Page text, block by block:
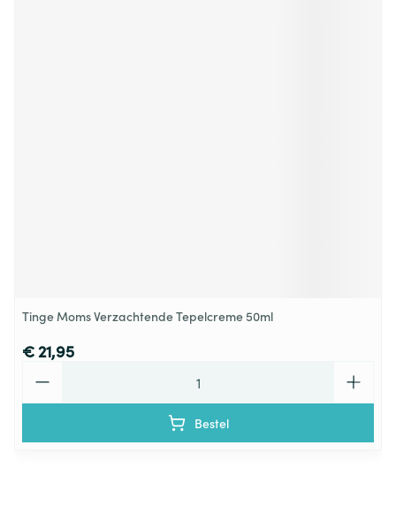
Tinge Moms Verzachtende Tepelcreme 50ml
€ 21,95
Bestel